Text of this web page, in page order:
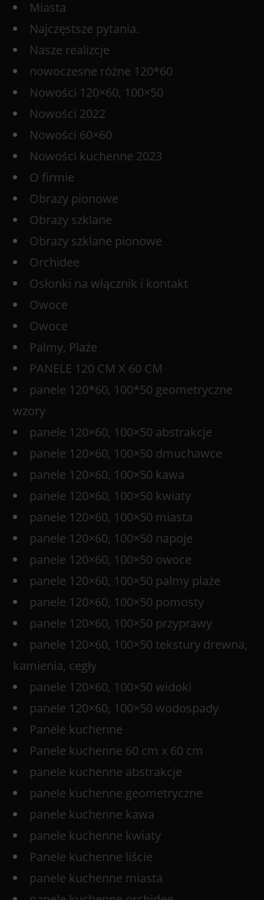
Miasta
Najczęstsze pytania.
Nasze realizcje
nowoczesne różne 120*60
Nowości 120×60, 100×50
Nowości 2022
Nowości 60×60
Nowości kuchenne 2023
O firmie
Obrazy pionowe
Obrazy szklane
Obrazy szklane pionowe
Orchidee
Osłonki na włącznik i kontakt
Owoce
Owoce
Palmy, Plaże
PANELE 120 CM X 60 CM
panele 120*60, 100*50 geometryczne
wzory
panele 120×60, 100×50 abstrakcje
panele 120×60, 100×50 dmuchawce
panele 120×60, 100×50 kawa
panele 120×60, 100×50 kwiaty
panele 120×60, 100×50 miasta
panele 120×60, 100×50 napoje
panele 120×60, 100×50 owoce
panele 120×60, 100×50 palmy plaże
panele 120×60, 100×50 pomosty
panele 120×60, 100×50 przyprawy
panele 120×60, 100×50 tekstury drewna,
kamienia, cegły
panele 120×60, 100×50 widoki
panele 120×60, 100×50 wodospady
Panele kuchenne
Panele kuchenne 60 cm x 60 cm
panele kuchenne abstrakcje
panele kuchenne geometryczne
panele kuchenne kawa
panele kuchenne kwiaty
Panele kuchenne liście
panele kuchenne miasta